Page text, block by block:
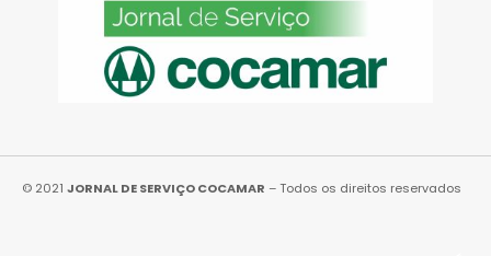
© 2021 JORNAL DE SERVIÇO COCAMAR – Todos os direitos reservados